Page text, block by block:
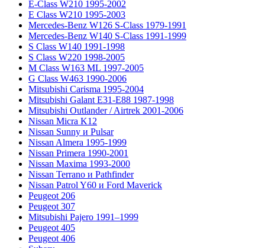
E-Class W210 1995-2002
E Class W210 1995-2003
Mercedes-Benz W126 S-Class 1979-1991
Mercedes-Benz W140 S-Class 1991-1999
S Class W140 1991-1998
S Class W220 1998-2005
M Class W163 ML 1997-2005
G Class W463 1990-2006
Mitsubishi Carisma 1995-2004
Mitsubishi Galant E31-E88 1987-1998
Mitsubishi Outlander / Airtrek 2001-2006
Nissan Micra K12
Nissan Sunny и Pulsar
Nissan Almera 1995-1999
Nissan Primera 1990-2001
Nissan Maxima 1993-2000
Nissan Terrano и Pathfinder
Nissan Patrol Y60 и Ford Maverick
Peugeot 206
Peugeot 307
Mitsubishi Pajero 1991–1999
Peugeot 405
Peugeot 406